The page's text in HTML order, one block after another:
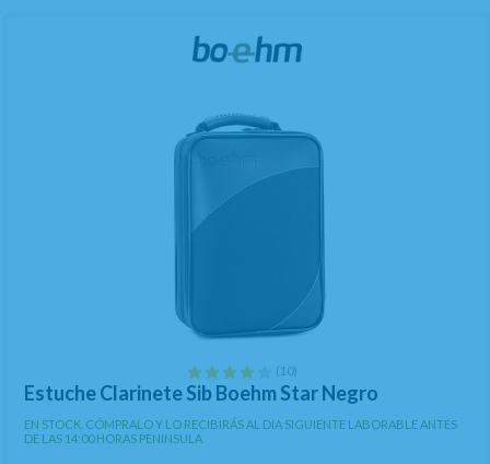
(10)
Estuche Clarinete Sib Boehm Star Negro
EN STOCK. CÓMPRALO Y LO RECIBIRÁS AL DIA SIGUIENTE LABORABLE ANTES
DE LAS 14:00 HORAS PENINSULA